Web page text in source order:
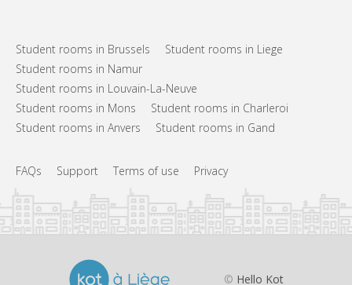
Student rooms in Brussels
Student rooms in Liege
Student rooms in Namur
Student rooms in Louvain-La-Neuve
Student rooms in Mons
Student rooms in Charleroi
Student rooms in Anvers
Student rooms in Gand
FAQs Support Terms of use Privacy
© Hello Kot